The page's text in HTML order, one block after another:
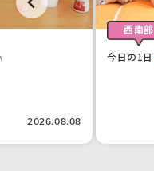
2026.08.08
西南部
今日の1日